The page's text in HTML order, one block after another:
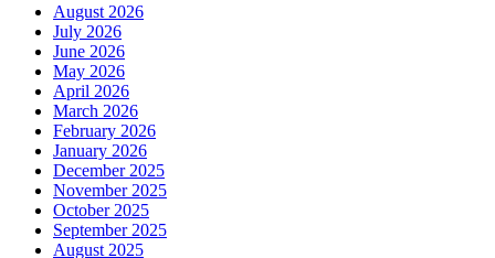
August 2026
July 2026
June 2026
May 2026
April 2026
March 2026
February 2026
January 2026
December 2025
November 2025
October 2025
September 2025
August 2025